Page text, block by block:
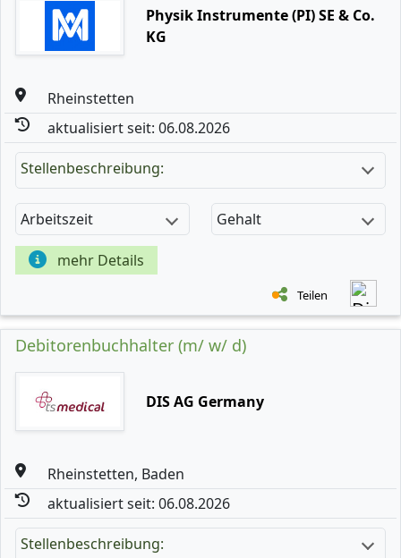
Physik Instrumente (PI) SE & Co.
KG
Rheinstetten
aktualisiert seit: 06.08.2026
Stellenbeschreibung:
Arbeitszeit Gehalt
mehr Details
Teilen
Debitorenbuchhalter (m/ w/ d)
DIS AG Germany
Rheinstetten, Baden
aktualisiert seit: 06.08.2026
Stellenbeschreibung: